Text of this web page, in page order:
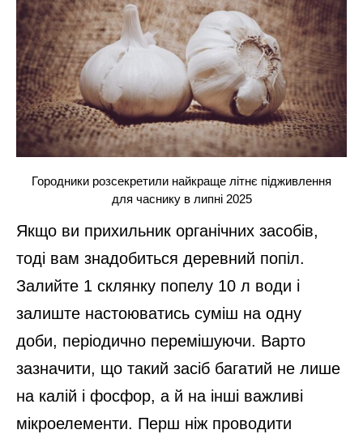
Городники розсекретили найкраще літнє підживлення
для часнику в липні 2025
Якщо ви прихильник органічних засобів,
тоді вам знадобиться деревний попіл.
Залийте 1 склянку попелу 10 л води і
залиште настоюватись суміш на одну
доби, періодично перемішуючи. Варто
зазначити, що такий засіб багатий не лише
на калій і фосфор, а й на інші важливі
мікроелементи. Перш ніж проводити